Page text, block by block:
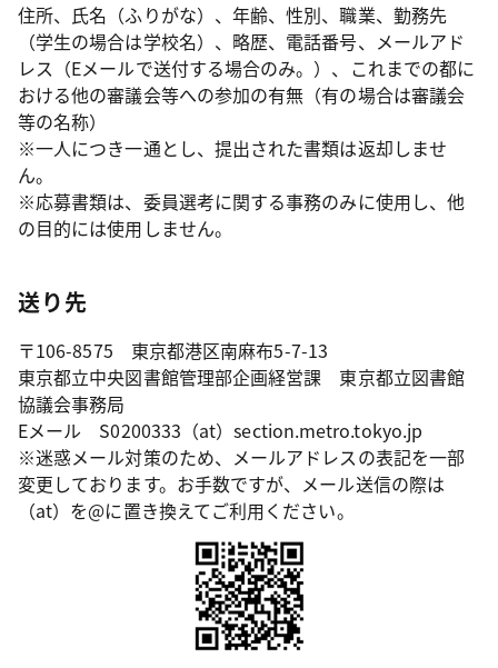
住所、氏名（ふりがな）、年齢、性別、職業、勤務先
（学生の場合は学校名）、略歴、電話番号、メールアド
レス（Eメールで送付する場合のみ。）、これまでの都に
おける他の審議会等への参加の有無（有の場合は審議会
等の名称）
※一人につき一通とし、提出された書類は返却しませ
ん。
※応募書類は、委員選考に関する事務のみに使用し、他
の目的には使用しません。
送り先
〒106-8575 東京都港区南麻布5-7-13
東京都立中央図書館管理部企画経営課 東京都立図書館
協議会事務局
Eメール S0200333（at）section.metro.tokyo.jp
※迷惑メール対策のため、メールアドレスの表記を一部
変更しております。お手数ですが、メール送信の際は
（at）を@に置き換えてご利用ください。